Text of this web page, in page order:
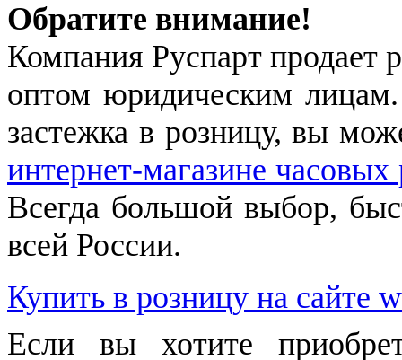
Обратите внимание!
Компания Руспарт продает
оптом юридическим
застежка в розницу, вы
интернет-магазине
Всегда большой выбор,
всей России.
Купить в розницу на сайте
Если вы хотите